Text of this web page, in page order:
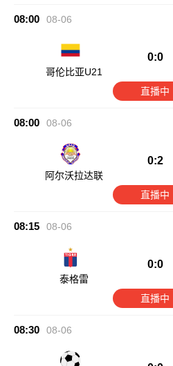
08:00 08-06
哥伦比亚U21
0:0
直播中
08:00 08-06
阿尔沃拉达联
0:2
直播中
08:15 08-06
泰格雷
0:0
直播中
08:30 08-06